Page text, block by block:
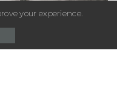
your experience.